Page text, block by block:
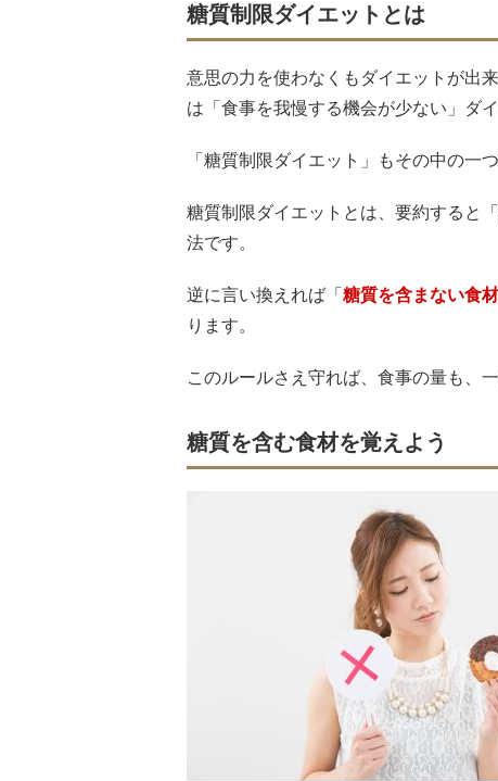
糖質制限ダイエットとは
意思の力を使わなくもダイエットが出
は「食事を我慢する機会が少ない」ダ
「糖質制限ダイエット」もその中の一つ
糖質制限ダイエットとは、要約すると
法です。
逆に言い換えれば「 糖質を含まない食
ります。
このルールさえ守れば、食事の量も、
糖質を含む食材を覚えよう